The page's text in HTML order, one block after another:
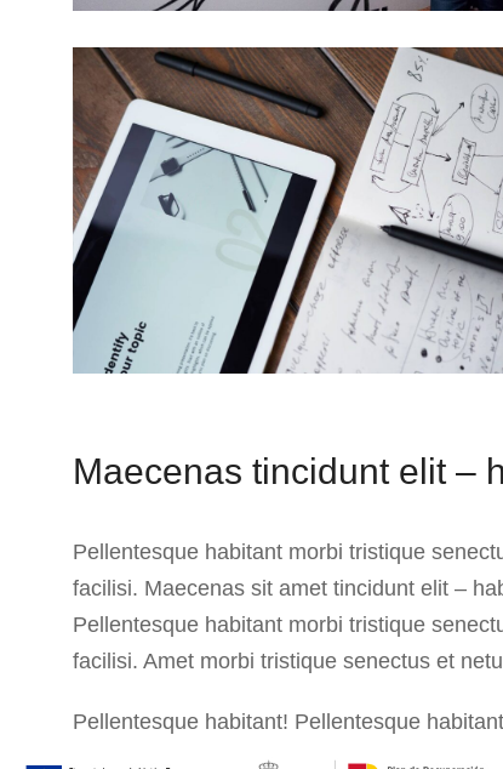
Maecenas tincidunt elit –
Pellentesque habitant morbi tristique
facilisi. Maecenas sit amet tincidunt elit –
Pellentesque habitant morbi tristique
facilisi. Amet morbi tristique senectus et
Pellentesque habitant! Pellentesque
et netus et malesuada fames.